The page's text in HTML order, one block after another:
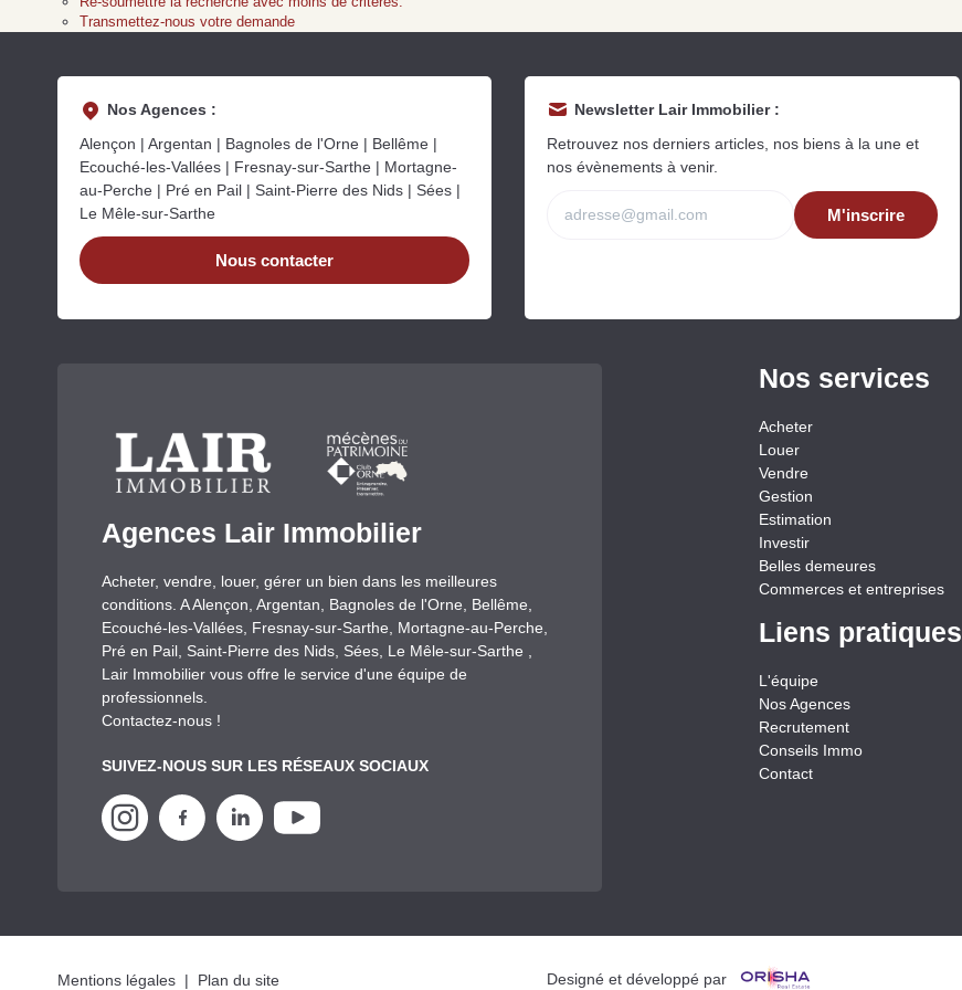
Transmettez-nous votre demande
Nos Agences :
Alençon | Argentan | Bagnoles de l'Orne | Bellême |
Ecouché-les-Vallées | Fresnay-sur-Sarthe | Mortagne-
au-Perche | Pré en Pail | Saint-Pierre des Nids | Sées |
Le Mêle-sur-Sarthe
Nous contacter
Newsletter Lair Immobilier :
Retrouvez nos derniers articles, nos biens à la une et
nos évènements à venir.
M'inscrire
Agences Lair Immobilier
Acheter, vendre, louer, gérer un bien dans les meilleures
conditions. A Alençon, Argentan, Bagnoles de l'Orne, Bellême,
Ecouché-les-Vallées, Fresnay-sur-Sarthe, Mortagne-au-Perche,
Pré en Pail, Saint-Pierre des Nids, Sées, Le Mêle-sur-Sarthe ,
Lair Immobilier vous offre le service d'une équipe de
professionnels.
Contactez-nous !
SUIVEZ-NOUS SUR LES RÉSEAUX SOCIAUX
Nos services
Acheter
Louer
Vendre
Gestion
Estimation
Investir
Belles demeures
Commerces et entreprises
Liens pratiques
L'équipe
Nos Agences
Recrutement
Conseils Immo
Contact
Mentions légales | Plan du site Designé et développé par